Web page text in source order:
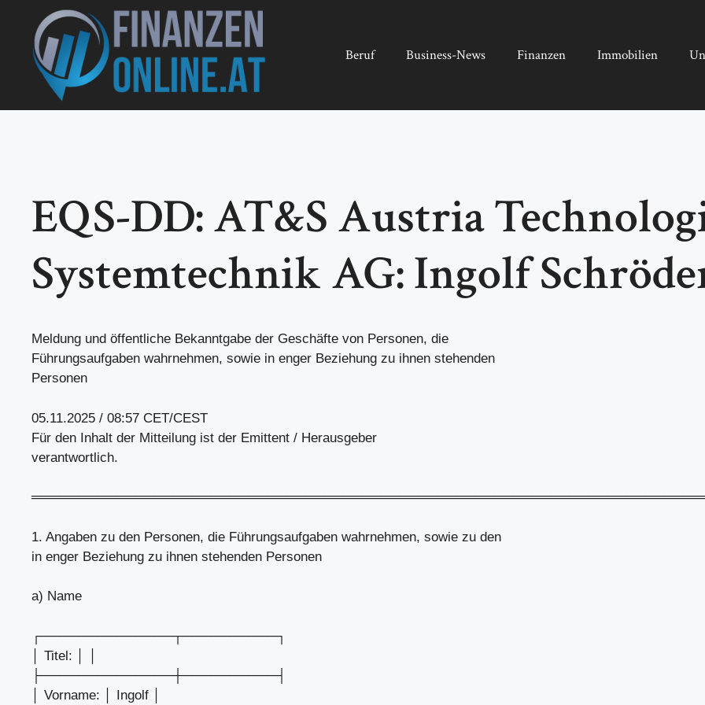
springen
Beruf Business-News Finanzen Immobilien
EQS-DD: AT&S Austria
Systemtechnik AG: Ingolf
Meldung und öffentliche Bekanntgabe der Geschäfte von Personen, die
Führungsaufgaben wahrnehmen, sowie in enger Beziehung zu ihnen stehenden
Personen
05.11.2025 / 08:57 CET/CEST
Für den Inhalt der Mitteilung ist der Emittent / Herausgeber
verantwortlich.
1. Angaben zu den Personen, die Führungsaufgaben wahrnehmen, sowie zu den
in enger Beziehung zu ihnen stehenden Personen
a) Name
┌──────────────┬──────────┐
│ Titel: │ │
├──────────────┼──────────┤
│ Vorname: │ Ingolf │